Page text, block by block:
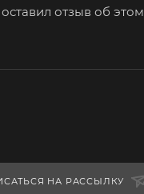
отзыв об этом
НА РАССЫЛКУ